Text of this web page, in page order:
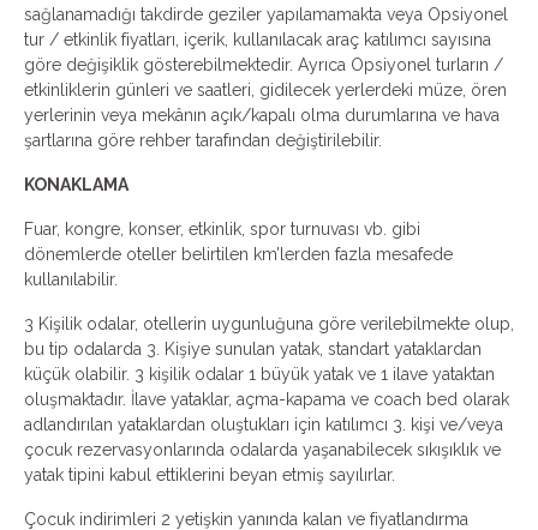
sağlanamadığı takdirde geziler yapılamamakta veya Opsiyonel
tur / etkinlik fiyatları, içerik, kullanılacak araç katılımcı sayısına
göre değişiklik gösterebilmektedir. Ayrıca Opsiyonel turların /
etkinliklerin günleri ve saatleri, gidilecek yerlerdeki müze, ören
yerlerinin veya mekânın açık/kapalı olma durumlarına ve hava
şartlarına göre rehber tarafından değiştirilebilir.
KONAKLAMA
Fuar, kongre, konser, etkinlik, spor turnuvası vb. gibi
dönemlerde oteller belirtilen km’lerden fazla mesafede
kullanılabilir.
3 Kişilik odalar, otellerin uygunluğuna göre verilebilmekte olup,
bu tip odalarda 3. Kişiye sunulan yatak, standart yataklardan
küçük olabilir. 3 kişilik odalar 1 büyük yatak ve 1 ilave yataktan
oluşmaktadır. İlave yataklar, açma-kapama ve coach bed olarak
adlandırılan yataklardan oluştukları için katılımcı 3. kişi ve/veya
çocuk rezervasyonlarında odalarda yaşanabilecek sıkışıklık ve
yatak tipini kabul ettiklerini beyan etmiş sayılırlar.
Çocuk indirimleri 2 yetişkin yanında kalan ve fiyatlandırma